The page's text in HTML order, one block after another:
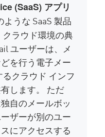
(SaaS) アプリ
ような SaaS 製品
ラウド環境の典
ユーザーは、メ
を行う電子メー
クラウド インフ
します。 ただ
自のメールボッ
ザーが別のユー
にアクセスする